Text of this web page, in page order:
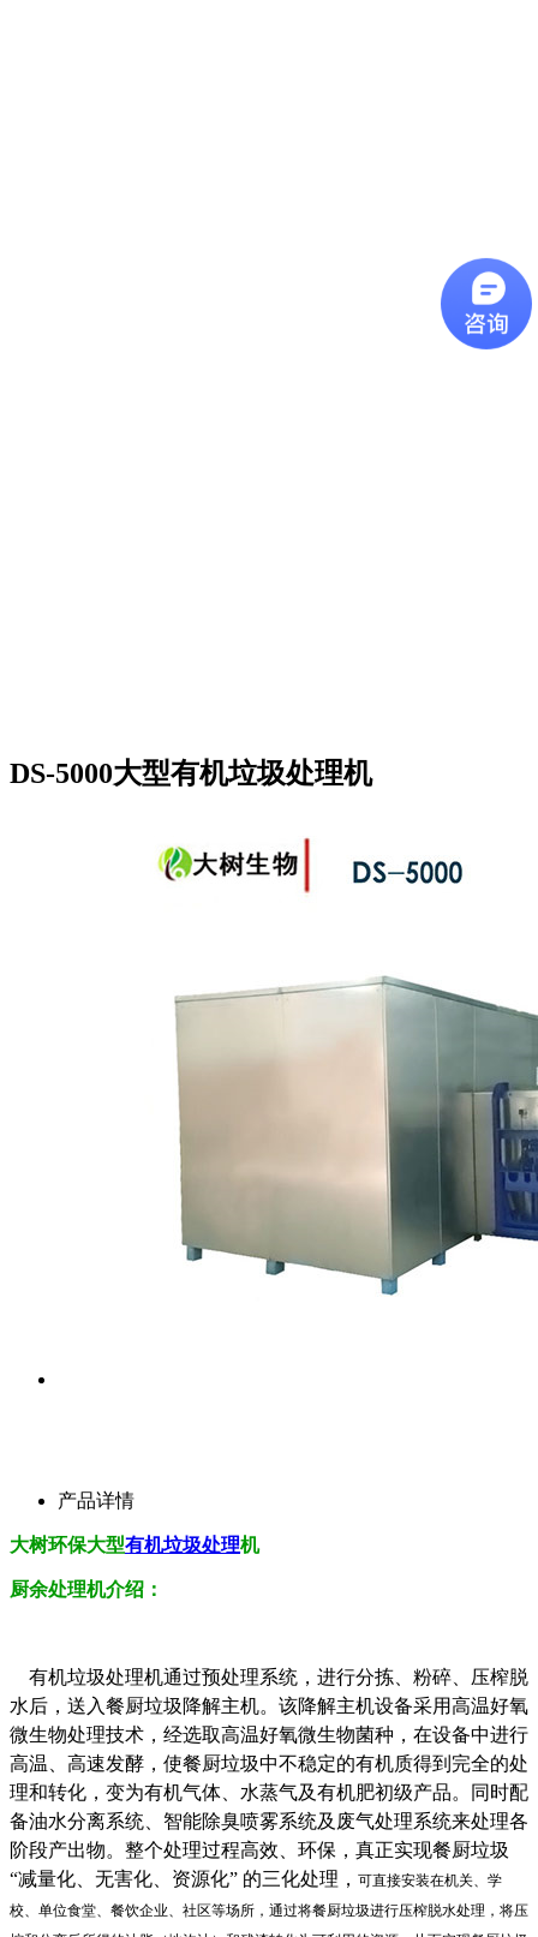
DS-5000大型有机垃圾处理机
产品详情
大树环保大型有机垃圾处理机
厨余处理机介绍：
有机垃圾处理机通过预处理系统，进行分拣、粉碎、压榨脱
水后，送入餐厨垃圾降解主机。该降解主机设备采用高温好氧
微生物处理技术，经选取高温好氧微生物菌种，在设备中进行
高温、高速发酵，使餐厨垃圾中不稳定的有机质得到完全的处
理和转化，变为有机气体、水蒸气及有机肥初级产品。同时配
备油水分离系统、智能除臭喷雾系统及废气处理系统来处理各
阶段产出物。整个处理过程高效、环保，真正实现餐厨垃圾
“减量化、无害化、资源化” 的三化处理， 可直接安装在机关、学
校、单位食堂、餐饮企业、社区等场所，通过将餐厨垃圾进行压榨脱水处理，将压